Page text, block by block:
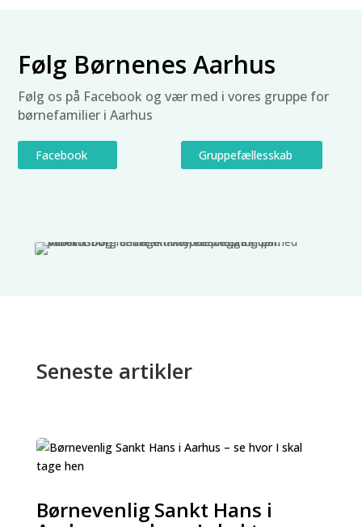
Følg Børnenes Aarhus
Følg os på Facebook og vær med i vores gruppe for
børnefamilier i Aarhus
Facebook Gruppefællesskab
Seneste artikler
Børnevenlig Sankt Hans i